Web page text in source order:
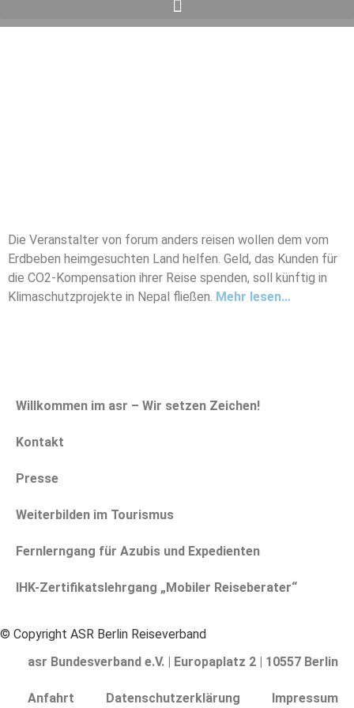
Die Veranstalter von forum anders reisen wollen dem vom
Erdbeben heimgesuchten Land helfen. Geld, das Kunden für
die CO2-Kompensation ihrer Reise spenden, soll künftig in
Klimaschutzprojekte in Nepal fließen. Mehr lesen…
Willkommen im asr – Wir setzen Zeichen!
Kontakt
Presse
Weiterbilden im Tourismus
Fernlerngang für Azubis und Expedienten
IHK-Zertifikatslehrgang „Mobiler Reiseberater“
© Copyright ASR Berlin Reiseverband
asr Bundesverband e.V. | Europaplatz 2 | 10557 Berlin
Anfahrt Datenschutzerklärung Impressum